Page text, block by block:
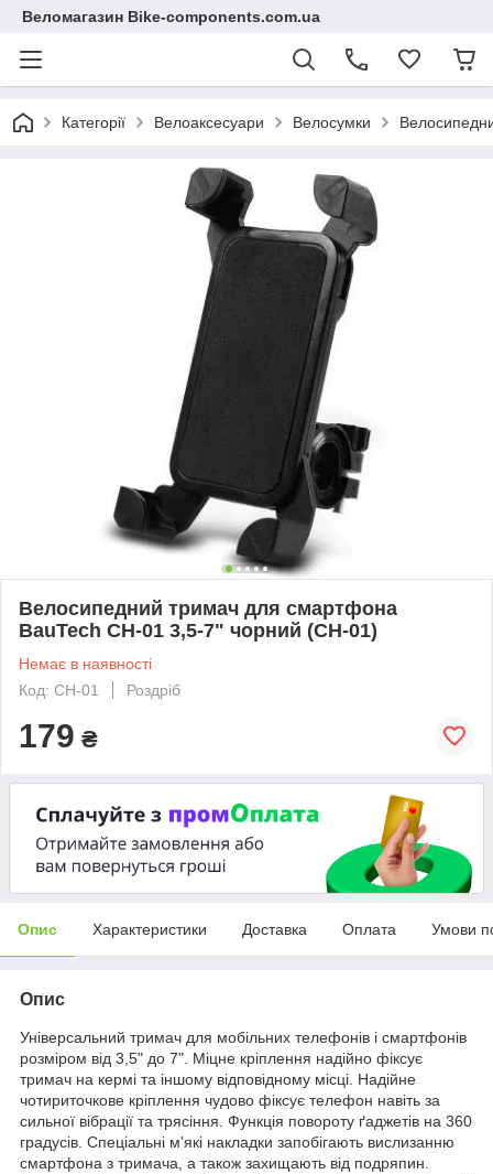
Веломагазин Bike-components.com.ua
Категорії Велоаксесуари Велосумки
Велосипедний тримач для смартфона
BauTech CH-01 3,5-7" чорний (CH-01)
Немає в наявності
Код: CH-01
Роздріб
179 ₴
Опис Характеристики Доставка Оплата Умови
Опис
Універсальний тримач для мобільних телефонів і смартфонів
розміром від 3,5" до 7". Міцне кріплення надійно фіксує
тримач на кермі та іншому відповідному місці. Надійне
чотириточкове кріплення чудово фіксує телефон навіть за
сильної вібрації та трясіння. Функція повороту ґаджетів на 360
градусів. Спеціальні м'які накладки запобігають вислизанню
смартфона з тримача, а також захищають від подряпин.